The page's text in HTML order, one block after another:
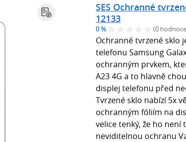
SES Ochranné
12133
0 % (0
Ochranné tvrzené sklo
telefonu Samsung
ochranným prvkem,
A23 4G a to hlavně
displej telefonu před
Tvrzené sklo nabízí 5x
ochranným fóliím na
velice tenký, že ho
neviditelnou ochranu